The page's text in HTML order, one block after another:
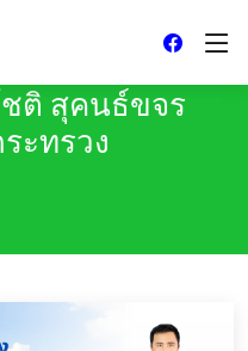
ติ สุคนธ์ขจร
ะทรวง